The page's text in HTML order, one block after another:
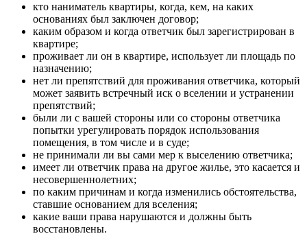
кто наниматель квартиры, когда, кем, на каких
основаниях был заключен договор;
каким образом и когда ответчик был зарегистрирован в
квартире;
проживает ли он в квартире, использует ли площадь по
назначению;
нет ли препятствий для проживания ответчика, который
может заявить встречный иск о вселении и устранении
препятствий;
были ли с вашей стороны или со стороны ответчика
попытки урегулировать порядок использования
помещения, в том числе и в суде;
не принимали ли вы сами мер к выселению ответчика;
имеет ли ответчик права на другое жилье, это касается и
несовершеннолетних;
по каким причинам и когда изменились обстоятельства,
ставшие основанием для вселения;
какие ваши права нарушаются и должны быть
восстановлены.